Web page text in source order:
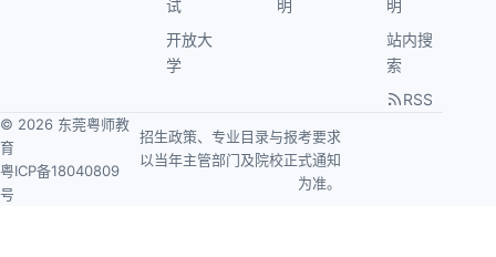
试
开放大
学
明
明
站内搜
索
RSS
© 2026 东莞粤师教
育
粤ICP备18040809
号
招生政策、专业目录与报考要求
以当年主管部门及院校正式通知
为准。